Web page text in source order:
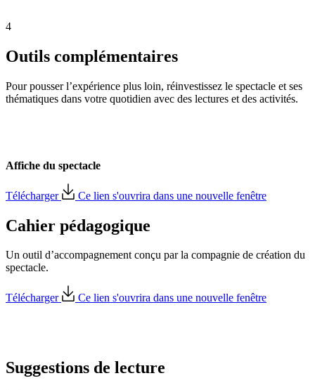
4
Outils complémentaires
Pour pousser l’expérience plus loin, réinvestissez le spectacle et ses
thématiques dans votre quotidien avec des lectures et des activités.
Affiche du spectacle
Télécharger Ce lien s'ouvrira dans une nouvelle fenêtre
Cahier pédagogique
Un outil d’accompagnement conçu par la compagnie de création du
spectacle.
Télécharger Ce lien s'ouvrira dans une nouvelle fenêtre
Suggestions de lecture